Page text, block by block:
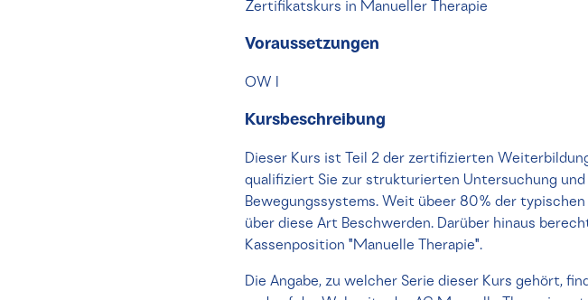
Zertifikatskurs in Manueller Therapie
Voraussetzungen
OW I
Kursbeschreibung
Dieser Kurs ist Teil 2 der zertifizierten
qualifiziert Sie zur strukturierten Untersuchung
Bewegungssystems. Weit übeer 80% der
über diese Art Beschwerden. Darüber hinaus
Kassenposition "Manuelle Therapie".
Die Angabe, zu welcher Serie dieser Kurs gehört,